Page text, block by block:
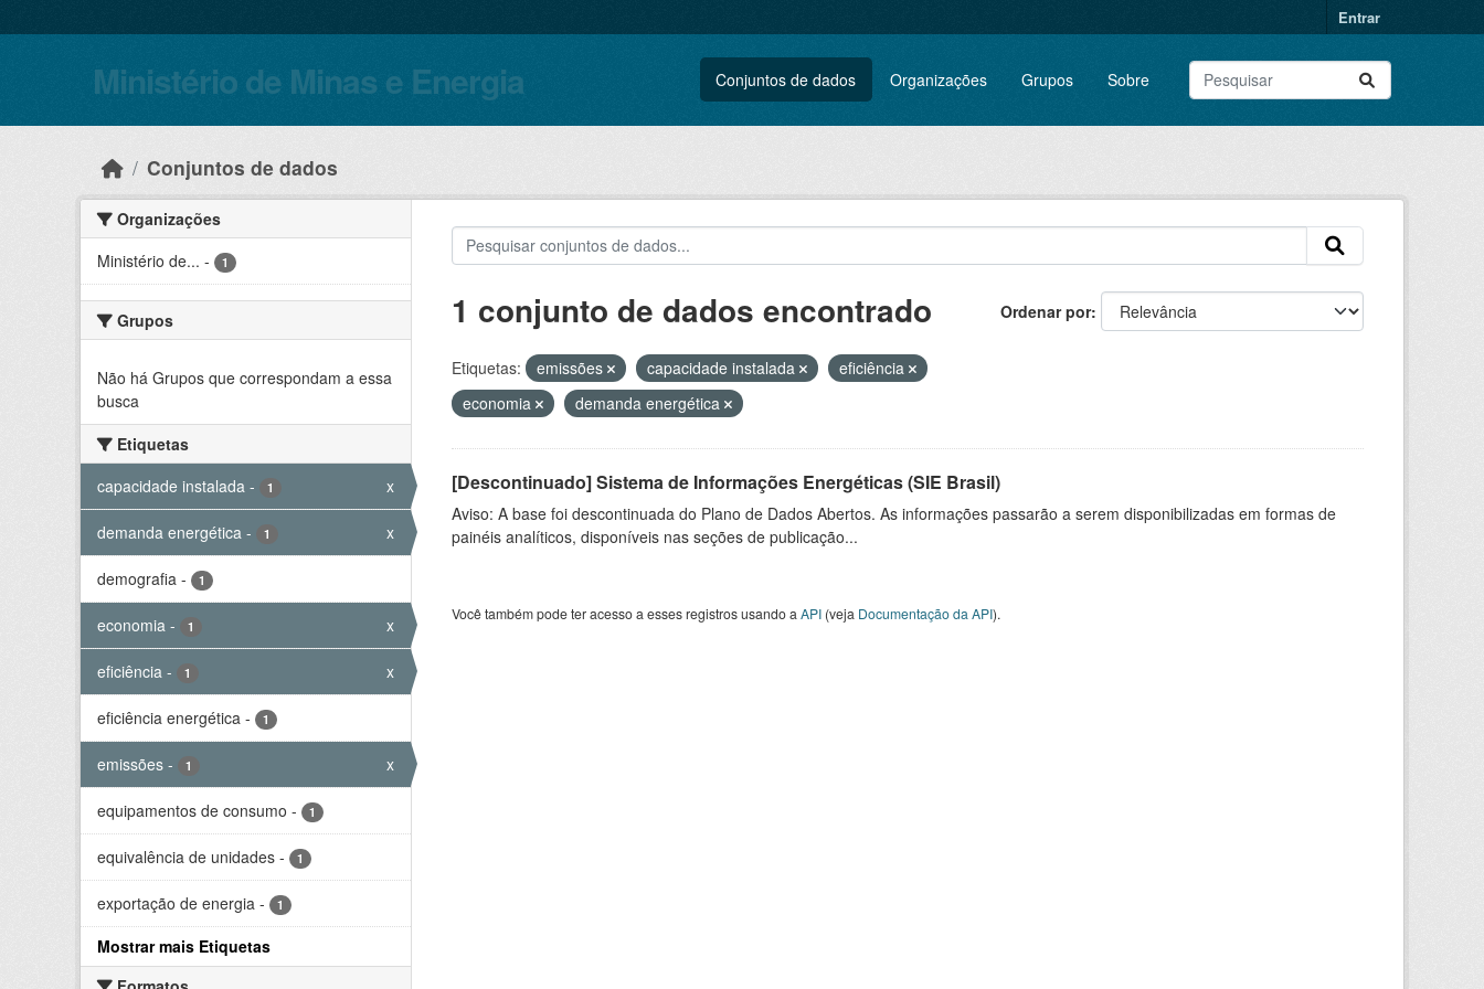
Entrar
Ministério de Minas e Energia Conjuntos de dados Organizações Grupos Sobre
Conjuntos de dados
Organizações
Ministério de... - 1
Grupos
Não há Grupos que correspondam a essa
busca
Etiquetas
capacidade instalada - 1 x
demanda energética - 1 x
demografia - 1
economia - 1 x
eficiência - 1 x
eficiência energética - 1
emissões - 1 x
equipamentos de consumo - 1
equivalência de unidades - 1
exportação de energia - 1
Mostrar mais Etiquetas
Ordenar por
1 conjunto de dados encontrado
Etiquetas: emissões capacidade instalada
eficiência
economia
demanda energética
[Descontinuado] Sistema de Informações Energéticas (SIE Brasil)
Aviso: A base foi descontinuada do Plano de Dados Abertos. As informações passarão a serem disponibilizadas em formas de
painéis analíticos, disponíveis nas seções de publicação...
Você também pode ter acesso a esses registros usando a API(veja Documentação da API).